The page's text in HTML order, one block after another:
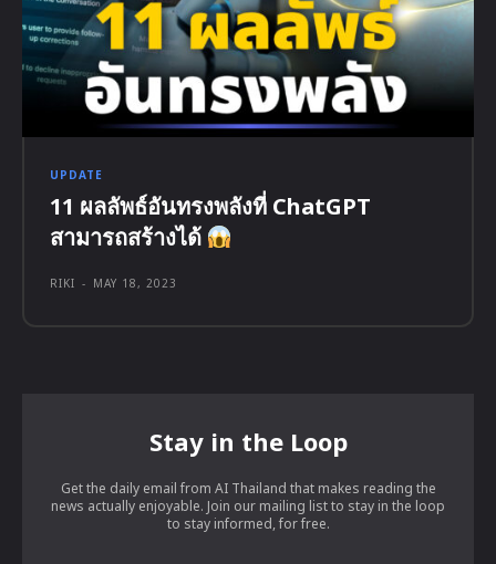
UPDATE
11 ผลลัพธ์อันทรงพลังที่ ChatGPT
สามารถสร้างได้
RIKI - MAY 18, 2023
Stay in the Loop
Get the daily email from AI Thailand that makes reading the
news actually enjoyable. Join our mailing list to stay in the loop
to stay informed, for free.